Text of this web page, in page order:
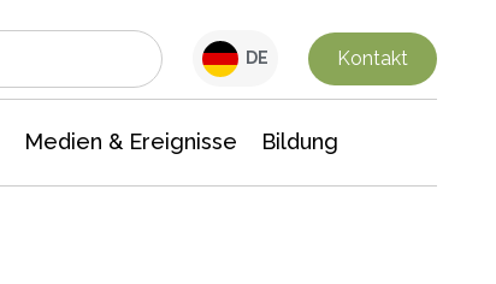
DE Kontakt
Medien & Ereignisse Bildung